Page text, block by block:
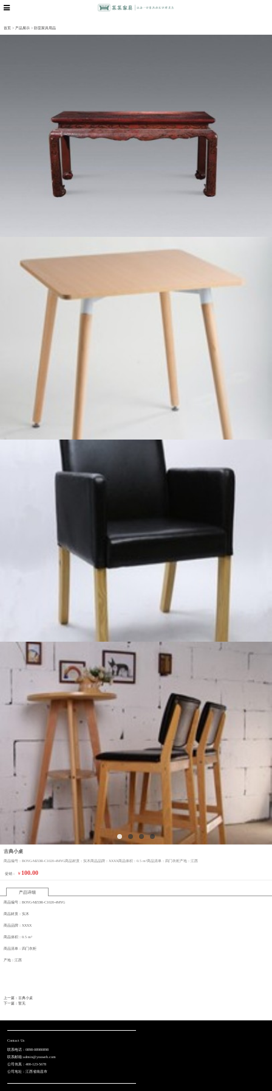
首页 > 产品展示 > 卧室家具用品
古典小桌
商品编号：BOYG-MZDR-C1020-4MYG商品材质：实木商品品牌：XXXX商品体积：0.5 m³商品清单：四门衣柜产地：江西
促销： ￥ 100.00
产品详细
商品编号：BOYG-MZDR-C1020-4MYG
商品材质：实木
商品品牌：XXXX
商品体积：0.5 m³
商品清单：四门衣柜
产地：江西
上一篇：古典小桌
下一篇：暂无
Contact Us
联系电话：0898-08980898
联系邮箱:admin@youweb.com
公司传真：400-123-5678
公司地址：江西省南昌市